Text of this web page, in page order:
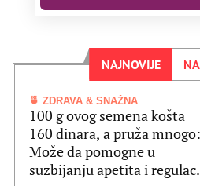
NAJNOVIJE
🍵 ZDRAVA & SNAŽNA
100 g ovog semena košta
160 dinara, a pruža mnogo:
Može da pomogne u
suzbijanju apetita i